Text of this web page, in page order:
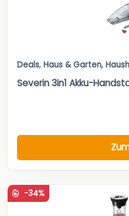
Deals, Haus & Garten,
Severin 3in1 Akku-
-34%